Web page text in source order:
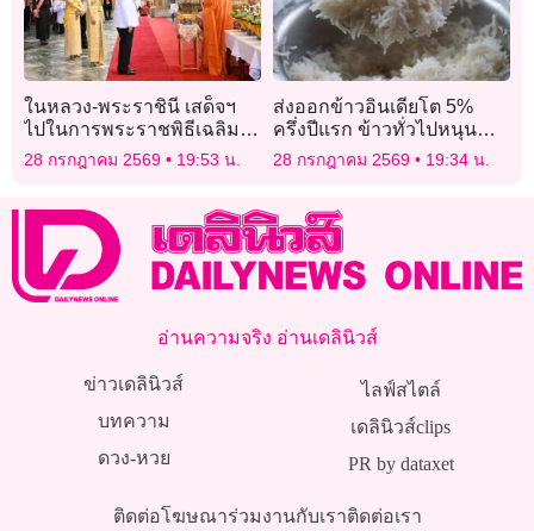
ในหลวง-พระราชินี เสด็จฯ
ไปในการพระราชพิธีเฉลิม
พระชนมพรรษา 28
กรกฎาคม 2569
28 กรกฎาคม 2569 19:53 น.
ส่งออกข้าวอินเดียโต 5%
ครึ่งปีแรก ข้าวทั่วไปหนุน
ชดเชย “บาสมาติ” หด
28 กรกฎาคม 2569 19:34 น.
อ่านความจริง อ่านเดลินิวส์
ข่าวเดลินิวส์
บทความ
ดวง-หวย
ไลฟ์สไตล์
เดลินิวส์clips
PR by dataxet
ติดต่อโฆษณาร่วมงานกับเราติดต่อเรา